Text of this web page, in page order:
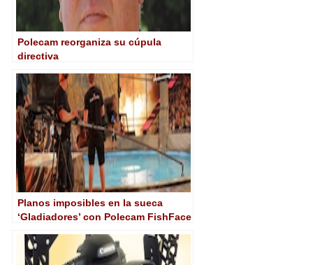
Polecam reorganiza su cúpula
directiva
Planos imposibles en la sueca
‘Gladiadores’ con Polecam FishFace